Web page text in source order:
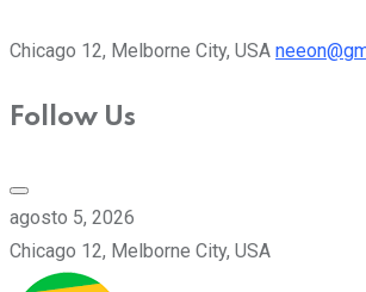
Chicago 12, Melborne City, USA
Follow Us
agosto 5, 2026
Chicago 12, Melborne City, USA